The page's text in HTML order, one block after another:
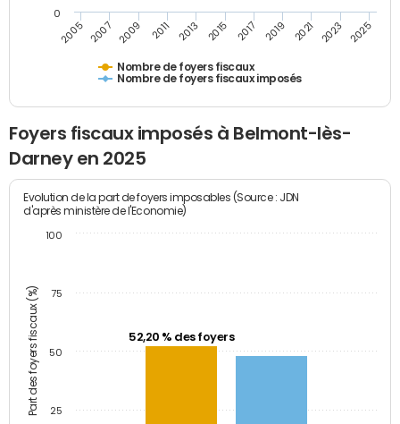
Nombre de foyers fiscaux
Nombre de foyers fiscaux imposés
2005 2007 2009 2011 2013 2015 2017 2019 2021 2023 2025
0
Foyers fiscaux imposés à Belmont-lès-
Darney en 2025
Part des foyers fiscaux (%)
Evolution de la part de foyers imposables (Source : JDN
d'après ministère de l'Economie)
52,20 % des foyers
25
50
75
100